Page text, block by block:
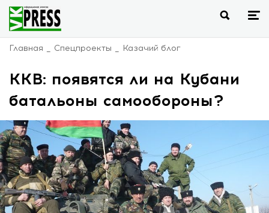
Главная Спецпроекты Казачий блог
ККВ: появятся ли на Кубани
батальоны самообороны?